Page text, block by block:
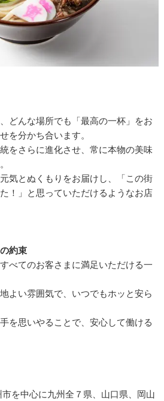
どんな場所でも「最高の一杯」をお
を分かち合います。
をさらに進化させ、常に本物の美味
気とぬくもりをお届けし、「この街
！」と思っていただけるようなお店
約束
べてのお客さまに満足いただける一
よい雰囲気で、いつでもホッと安ら
を思いやることで、安心して働ける
を中心に九州全７県、山口県、岡山